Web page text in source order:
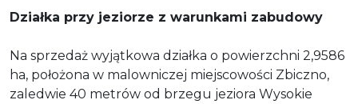
Działka przy jeziorze z warunkami zabudowy
Na sprzedaż wyjątkowa działka o powierzchni 2,9586
ha, położona w malowniczej miejscowości Zbiczno,
zaledwie 40 metrów od brzegu jeziora Wysokie